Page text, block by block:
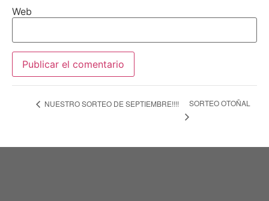
Web
NUESTRO SORTEO DE SEPTIEMBRE!!!! SORTEO OTOÑAL